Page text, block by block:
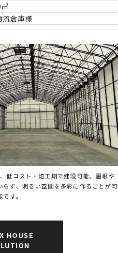
流倉庫様
低コスト・短工期で建設可能。屋根や
ず、明るい空間を多彩に作ることが可
です。
HOUSE